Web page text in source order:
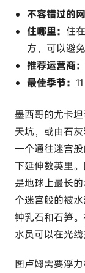
不容错过的网
住哪里： 住
方，可以避
推荐运营商：
最佳季节：
墨西哥的尤卡
天坑，或由石
一个通往迷宫
下延伸数英里
是地球上最长
个迷宫般的被
钟乳石和石笋
水员可以在光
图卢姆需要浮